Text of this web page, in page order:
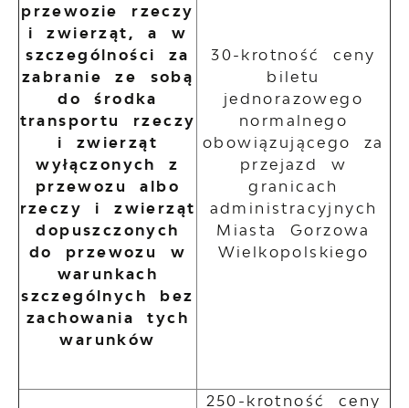
przewozie rzeczy
i zwierząt, a w
szczególności za
zabranie ze sobą
do środka
transportu rzeczy
i zwierząt
wyłączonych z
przewozu albo
rzeczy i zwierząt
dopuszczonych
do przewozu w
warunkach
szczególnych bez
zachowania tych
warunków
30-krotność ceny
biletu
jednorazowego
normalnego
obowiązującego za
przejazd w
granicach
administracyjnych
Miasta Gorzowa
Wielkopolskiego
250-krotność ceny